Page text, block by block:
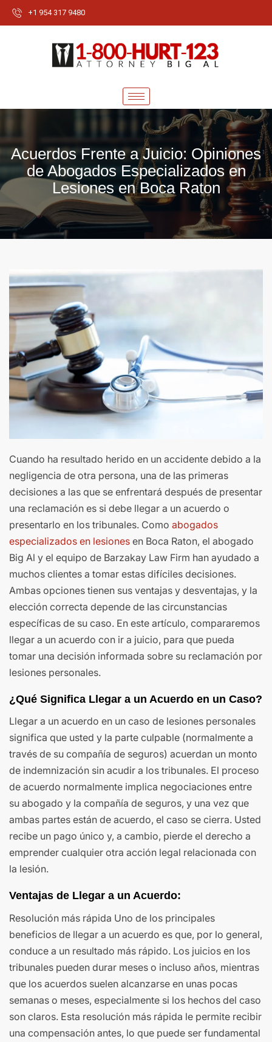
+1 954 317 9480
Acuerdos Frente a Juicio: Opiniones
de Abogados Especializados en
Lesiones en Boca Raton
Cuando ha resultado herido en un accidente debido a la
negligencia de otra persona, una de las primeras
decisiones a las que se enfrentará después de presentar
una reclamación es si debe llegar a un acuerdo o
presentarlo en los tribunales. Como abogados
especializados en lesiones en Boca Raton, el abogado
Big Al y el equipo de Barzakay Law Firm han ayudado a
muchos clientes a tomar estas difíciles decisiones.
Ambas opciones tienen sus ventajas y desventajas, y la
elección correcta depende de las circunstancias
específicas de su caso. En este artículo, compararemos
llegar a un acuerdo con ir a juicio, para que pueda
tomar una decisión informada sobre su reclamación por
lesiones personales.
¿Qué Significa Llegar a un Acuerdo en un Caso?
Llegar a un acuerdo en un caso de lesiones personales
significa que usted y la parte culpable (normalmente a
través de su compañía de seguros) acuerdan un monto
de indemnización sin acudir a los tribunales. El proceso
de acuerdo normalmente implica negociaciones entre
su abogado y la compañía de seguros, y una vez que
ambas partes están de acuerdo, el caso se cierra. Usted
recibe un pago único y, a cambio, pierde el derecho a
emprender cualquier otra acción legal relacionada con
la lesión.
Ventajas de Llegar a un Acuerdo:
Resolución más rápida Uno de los principales
beneficios de llegar a un acuerdo es que, por lo general,
conduce a un resultado más rápido. Los juicios en los
tribunales pueden durar meses o incluso años, mientras
que los acuerdos suelen alcanzarse en unas pocas
semanas o meses, especialmente si los hechos del caso
son claros. Esta resolución más rápida le permite recibir
una compensación antes, lo que puede ser fundamental